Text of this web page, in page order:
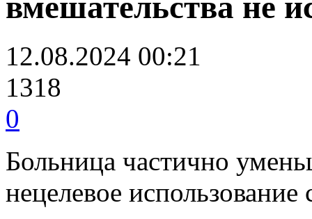
12.08.2024 00:21
1318
0
Больница частично
нецелевое